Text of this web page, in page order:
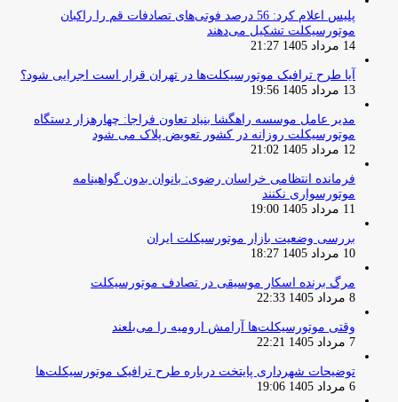
پلیس اعلام کرد: 56 درصد فوتی‌های تصادفات قم را راکبان
موتورسیکلت تشکیل می‌دهند
14 مرداد 1405 21:27
آیا طرح ترافیک موتورسیکلت‌ها در تهران قرار است اجرایی شود؟
13 مرداد 1405 19:56
مدیر عامل موسسه راهگشا بنیاد تعاون فراجا: چهارهزار دستگاه
موتورسیکلت روزانه در کشور تعویض پلاک می شود
12 مرداد 1405 21:02
فرمانده انتظامی خراسان رضوی: بانوان بدون گواهینامه
موتورسواری نکنند
11 مرداد 1405 19:00
بررسی وضعیت بازار موتورسیکلت ایران
10 مرداد 1405 18:27
مرگ برنده اسکار موسیقی در تصادف موتورسیکلت
8 مرداد 1405 22:33
وقتی موتورسیکلت‌ها آرامش ارومیه را می‌بلعند
7 مرداد 1405 22:21
توضیحات شهرداری پایتخت درباره طرح ترافیک موتورسیکلت‌ها
6 مرداد 1405 19:06